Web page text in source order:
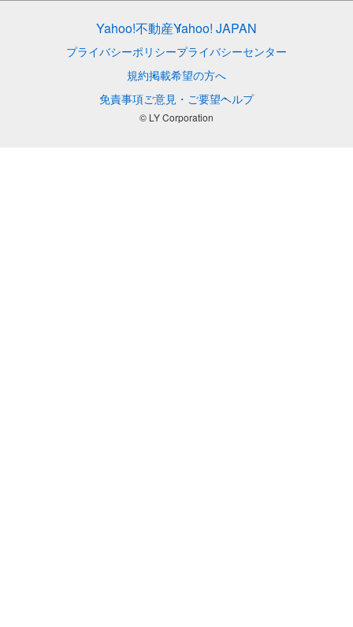
Yahoo!不動産Yahoo! JAPAN
プライバシーポリシープライバシーセンター
規約掲載希望の方へ
免責事項ご意見・ご要望ヘルプ
© LY Corporation